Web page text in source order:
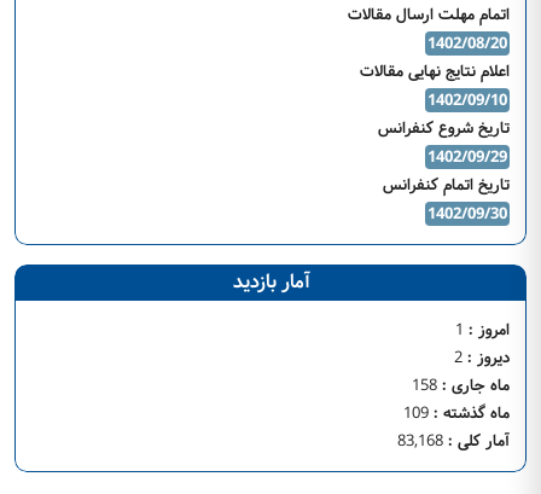
اتمام مهلت ارسال مقالات
1402/08/20
اعلام نتایج نهایی مقالات
1402/09/10
تاریخ شروع کنفرانس
1402/09/29
تاریخ اتمام کنفرانس
1402/09/30
آمار بازدید
امروز : 1
دیروز : 2
ماه جاری : 158
ماه گذشته : 109
آمار کلی : 83,168